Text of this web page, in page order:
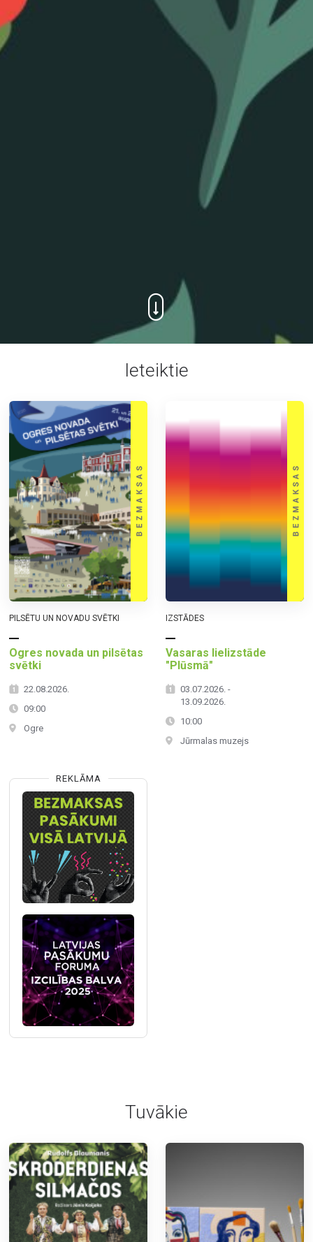
Ieteiktie
PILSĒTU UN NOVADU SVĒTKI
Ogres novada un pilsētas
svētki
22.08.2026.
09:00
Ogre
IZSTĀDES
Vasaras lielizstāde
"Plūsmā"
03.07.2026. -
13.09.2026.
10:00
Jūrmalas muzejs
REKLĀMA
Tuvākie